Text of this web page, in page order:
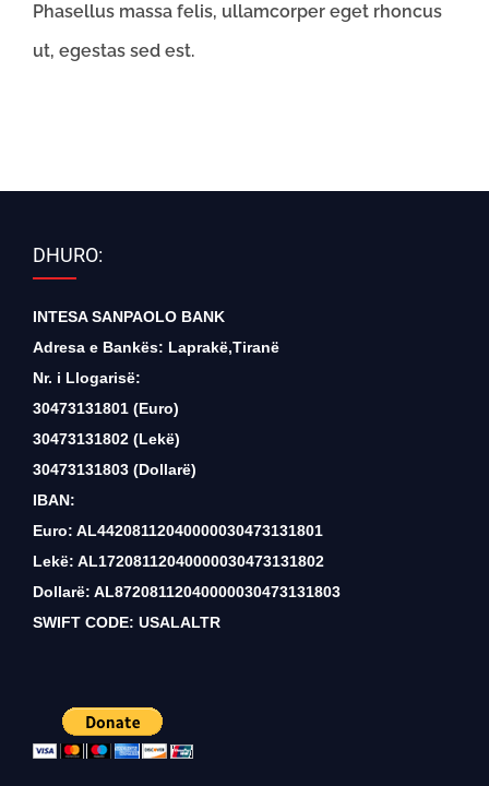
Phasellus massa felis, ullamcorper eget rhoncus
ut, egestas sed est.
DHURO:
INTESA SANPAOLO BANK
Adresa e Bankës: Laprakë,Tiranë
Nr. i Llogarisë:
30473131801 (Euro)
30473131802 (Lekë)
30473131803 (Dollarë)
IBAN:
Euro: AL44208112040000030473131801
Lekë: AL17208112040000030473131802
Dollarë: AL87208112040000030473131803
SWIFT CODE: USALALTR